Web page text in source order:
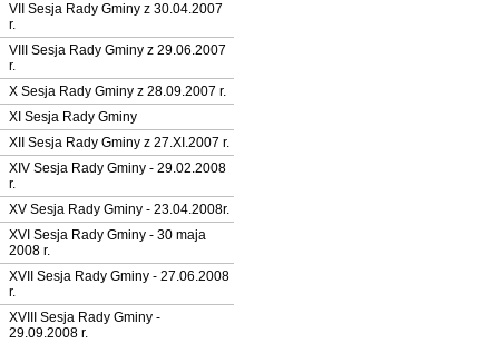
VII Sesja Rady Gminy z 30.04.2007
r.
VIII Sesja Rady Gminy z 29.06.2007
r.
X Sesja Rady Gminy z 28.09.2007 r.
XI Sesja Rady Gminy
XII Sesja Rady Gminy z 27.XI.2007 r.
XIV Sesja Rady Gminy - 29.02.2008
r.
XV Sesja Rady Gminy - 23.04.2008r.
XVI Sesja Rady Gminy - 30 maja
2008 r.
XVII Sesja Rady Gminy - 27.06.2008
r.
XVIII Sesja Rady Gminy -
29.09.2008 r.